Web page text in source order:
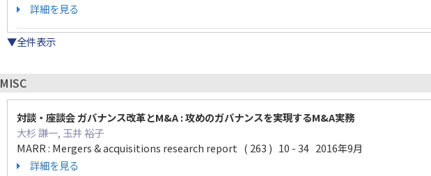
詳細を見る
▼全件表示
MISC
対談・座談会 ガバナンス改革とM&A : 攻めのガバナンスを実現するM&A実務
大杉 謙一, 玉井 裕子
MARR : Mergers & acquisitions research report ( 263 ) 10 - 34 2016年9月
詳細を見る